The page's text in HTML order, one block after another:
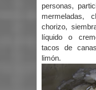
personas,
mermeladas,
chorizo,
líquido o
tacos de
limón.